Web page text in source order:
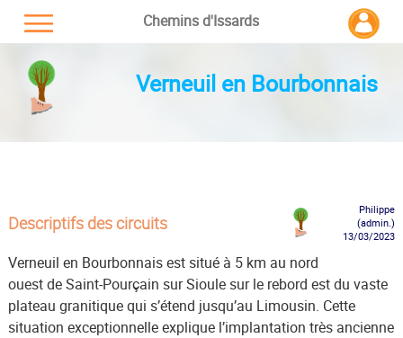
Chemins d'Issards
Verneuil en Bourbonnais
Descriptifs des circuits
Philippe
(admin.)
13/03/2023
Verneuil en Bourbonnais est situé à 5 km au nord
ouest de Saint-Pourçain sur Sioule sur le rebord est du vaste
plateau granitique qui s’étend jusqu’au Limousin. Cette
situation exceptionnelle explique l’implantation très ancienne